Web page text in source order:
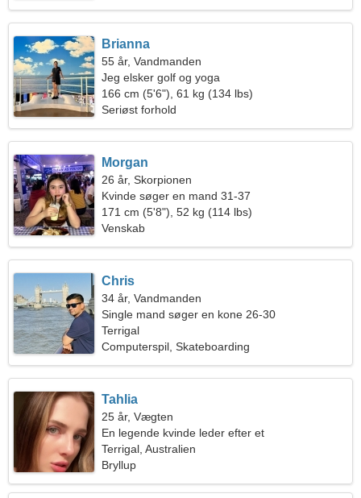
Brianna
55 år, Vandmanden
Jeg elsker golf og yoga
166 cm (5'6"), 61 kg (134 lbs)
Seriøst forhold
Morgan
26 år, Skorpionen
Kvinde søger en mand 31-37
171 cm (5'8"), 52 kg (114 lbs)
Venskab
Chris
34 år, Vandmanden
Single mand søger en kone 26-30
Terrigal
Computerspil, Skateboarding
Tahlia
25 år, Vægten
En legende kvinde leder efter et
kærlighedsforhold
Terrigal, Australien
Bryllup